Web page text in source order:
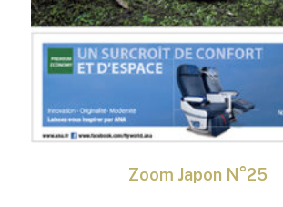
Zoom Japon N°25